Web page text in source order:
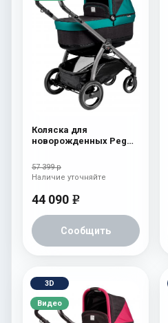
Коляска для
новорожденных Peg
(шасси White/Black)
aquamarine
57 399 р
44 090 e
Сообщить
Наличие уточняйте
3D
Видео